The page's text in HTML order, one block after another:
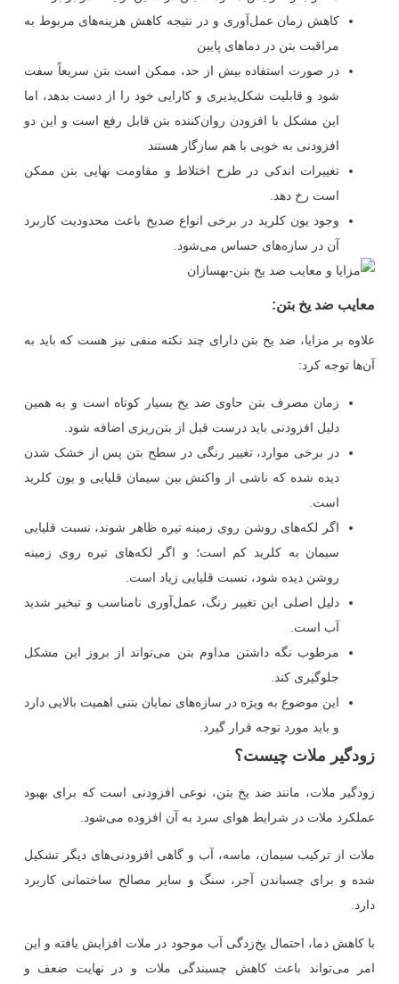
کاهش زمان عمل‌آوری و در نتیجه کاهش هزینه‌های مربوط به
مراقبت بتن در دماهای پایین
در صورت استفاده بیش از حد، ممکن است بتن سریعاً سفت
شود و قابلیت شکل‌پذیری و کارایی خود را از دست بدهد، اما
این مشکل با افزودن روان‌کننده بتن قابل رفع است و این دو
افزودنی به خوبی با هم سازگار هستند
تغییرات اندکی در طرح اختلاط و مقاومت نهایی بتن ممکن
است رخ دهد.
وجود یون کلرید در برخی انواع ضدیخ باعث محدودیت کاربرد
آن در سازه‌های حساس می‌شود.
معایب ضد یخ بتن:
علاوه بر مزایا، ضد یخ بتن دارای چند نکته منفی نیز هست که باید به
آن‌ها توجه کرد:
زمان مصرف بتن حاوی ضد یخ بسیار کوتاه است و به همین
دلیل افزودنی باید درست قبل از بتن‌ریزی اضافه شود.
در برخی موارد، تغییر رنگی در سطح بتن پس از خشک شدن
دیده شده که ناشی از واکنش بین سیمان قلیایی و یون کلرید
است.
اگر لکه‌های روشن روی زمینه تیره ظاهر شوند، نسبت قلیایی
سیمان به کلرید کم است؛ و اگر لکه‌های تیره روی زمینه
روشن دیده شود، نسبت قلیایی زیاد است.
دلیل اصلی این تغییر رنگ، عمل‌آوری نامناسب و تبخیر شدید
آب است.
مرطوب نگه داشتن مداوم بتن می‌تواند از بروز این مشکل
جلوگیری کند.
این موضوع به ویژه در سازه‌های نمایان بتنی اهمیت بالایی دارد
و باید مورد توجه قرار گیرد.
زودگیر ملات چیست؟
زودگیر ملات، مانند ضد یخ بتن، نوعی افزودنی است که برای بهبود
عملکرد ملات در شرایط هوای سرد به آن افزوده می‌شود.
ملات از ترکیب سیمان، ماسه، آب و گاهی افزودنی‌های دیگر تشکیل
شده و برای چسباندن آجر، سنگ و سایر مصالح ساختمانی کاربرد
دارد.
با کاهش دما، احتمال یخ‌زدگی آب موجود در ملات افزایش یافته و این
امر می‌تواند باعث کاهش چسبندگی ملات و در نهایت ضعف و